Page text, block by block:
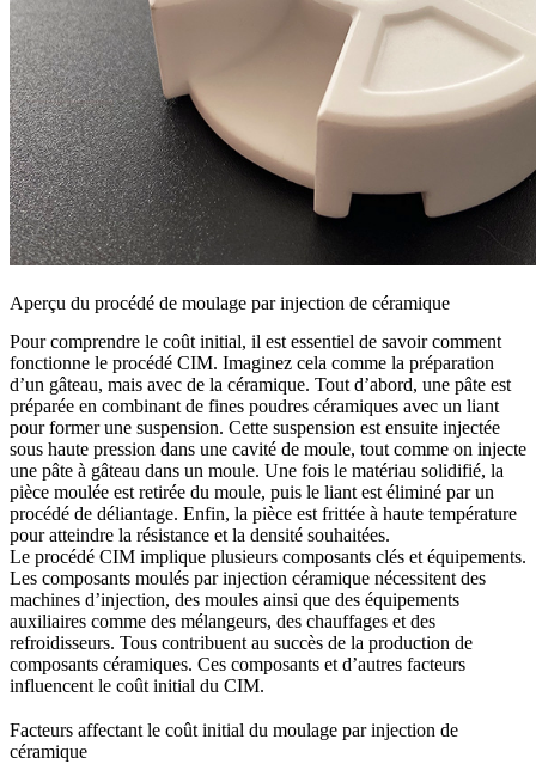
Aperçu du procédé de moulage par injection de céramique
Pour comprendre le coût initial, il est essentiel de savoircomment
fonctionne le procédé CIM. Imaginez cela comme la préparation
d’un gâteau, mais avec de la céramique. Tout d’abord, une pâte est
préparée en combinant de fines poudres céramiques avec un liant
pour former une suspension. Cette suspension est ensuite injectée
sous haute pression dans une cavité de moule, tout comme on injecte
une pâte à gâteau dans un moule. Une fois le matériau solidifié, la
pièce moulée est retirée du moule, puis le liant est éliminé par un
procédé de déliantage. Enfin, la pièce est frittée à haute température
pour atteindre la résistance et la densité souhaitées.
Le procédé CIM implique plusieurs composants clés et équipements.
Les composants moulés par injection céramique nécessitent des
machines d’injection, des moules ainsi que des équipements
auxiliaires comme des mélangeurs, des chauffages et des
refroidisseurs. Tous contribuent au succès de la production de
composants céramiques. Ces composants et d’autres facteurs
influencent le coût initial du CIM.
Facteurs affectant le coût initial du moulage par injection de
céramique